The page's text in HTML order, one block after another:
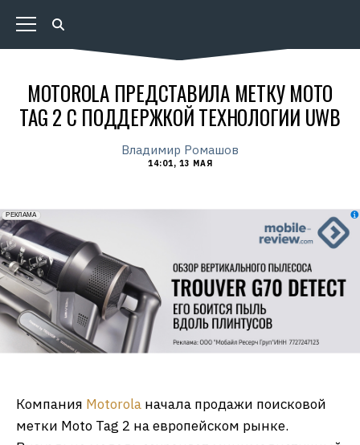
MOTOROLA ПРЕДСТАВИЛА МЕТКУ MOTO
TAG 2 С ПОДДЕРЖКОЙ ТЕХНОЛОГИИ UWB
Владимир Ромашов
14:01, 13 МАЯ
erid: 2VfnxxmNzs5
РЕКЛАМА
Компания Motorola начала продажи поисковой
метки Moto Tag 2 на европейском рынке.